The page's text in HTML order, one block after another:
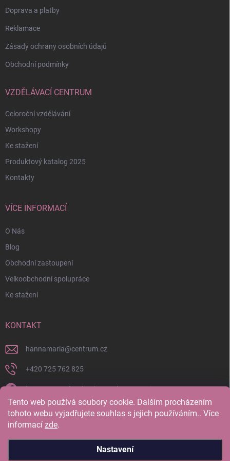
Tento web používá soubory cookie. Dalším procházením
tohoto webu vyjadřujete souhlas s jejich používáním.. Více
informací zde.
Nastavení
Doprava a platby
Reklamace
Zásady ochrany osobních údajů
Obchodní podmínky
VZDĚLÁVACÍ CENTRUM
Celoroční vzdělávání
Workshopy
Ke stažení
Produktový katalog 2025
Kontakty
VÍCE INFORMACÍ
O Nás
Blog
Obchodní zastoupení
Velkoobchodní spolupráce
Ke stažení
KONTAKT
hannamaria@centrum.cz
+420 725 762 825
https://www.facebook.com/hannamaria.cz
hannamariatherapy/
https://www.youtube.com/@HannaMariaTherapy